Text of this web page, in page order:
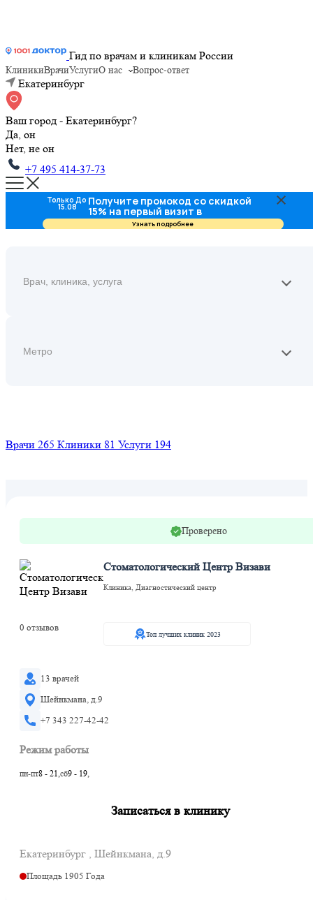
Гид по врачам и клиникам России
КлиникиВрачиУслугиО нас Вопрос-ответ
Екатеринбург
Ваш город - Екатеринбург?
Да, он
Нет, не он
+7 495 414-37-73
Врачи 265 Клиники 81 Услуги 194
Проверено
Стоматологический Центр Визави
Клиника, Диагностический центр
0 отзывов
Топ лучших клиник 2023
13 врачей
Шейнкмана, д.9
+7 343 227-42-42
Режим работы
пн-пт8 - 21,сб9 - 19,
Записаться в клинику
Екатеринбург , Шейнкмана, д.9
Площадь 1905 Года
Только До
15.08 Получите промокод со скидкой
15% на первый визит в
стоматологию
Узнать подробнее